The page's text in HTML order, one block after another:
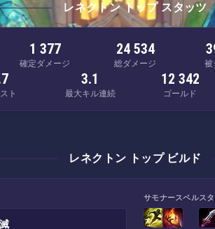
レネクトン トップ スタッツ
1 377
確定ダメージ
24 534
総ダメージ 被
ト
3.1
最大キル連続
12 342
ゴールド
レネクトン トップ ビルド
サモナースペルス